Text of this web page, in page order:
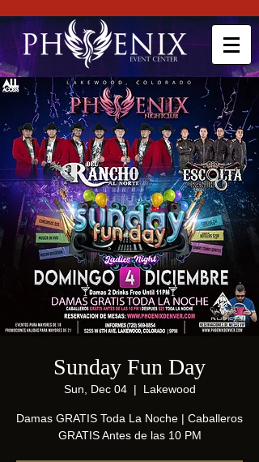
Sunday Fun Day
Sun, Dec 04
  |
Lakewood
Damas GRATIS Toda La Noche | Caballeros
GRATIS Antes de las 10 PM